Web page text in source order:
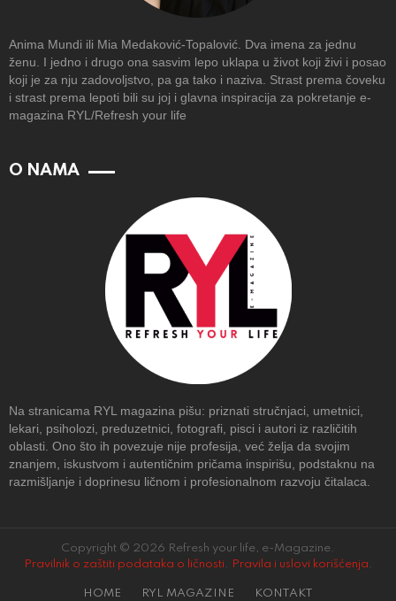
Anima Mundi ili Mia Medaković-Topalović. Dva imena za jednu
ženu. I jedno i drugo ona sasvim lepo uklapa u život koji živi i posao
koji je za nju zadovoljstvo, pa ga tako i naziva. Strast prema čoveku
i strast prema lepoti bili su joj i glavna inspiracija za pokretanje e-
magazina RYL/Refresh your life
O NAMA
Na stranicama RYL magazina pišu: priznati stručnjaci, umetnici,
lekari, psiholozi, preduzetnici, fotografi, pisci i autori iz različitih
oblasti. Ono što ih povezuje nije profesija, već želja da svojim
znanjem, iskustvom i autentičnim pričama inspirišu, podstaknu na
razmišljanje i doprinesu ličnom i profesionalnom razvoju čitalaca.
Copyright © 2026 Refresh your life, e-Magazine.
Pravilnik o zaštiti podataka o ličnosti . Pravila i uslovi korišćenja .
HOME RYL MAGAZINE KONTAKT